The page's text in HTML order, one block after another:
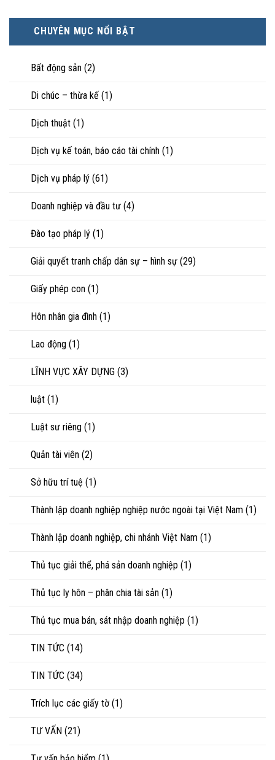
nào?
trực
tiếp
nuôi
hạnh
phúc:
Góc
tài
sản
chấp
CHUYÊN MỤC NỔI BẬT
Bất động sản (2)
Di chúc – thừa kế (1)
Dịch thuật (1)
Dịch vụ kế toán, báo cáo tài chính (1)
Dịch vụ pháp lý (61)
Doanh nghiệp và đầu tư (4)
Đào tạo pháp lý (1)
Giải quyết tranh chấp dân sự – hình sự (29)
Giấy phép con (1)
Hôn nhân gia đình (1)
Lao động (1)
LĨNH VỰC XÂY DỰNG (3)
luật (1)
Luật sư riêng (1)
Quản tài viên (2)
Sở hữu trí tuệ (1)
Thành lập doanh nghiệp nghiệp nước ngoài tại Việt Nam (1)
Thành lập doanh nghiệp, chi nhánh Việt Nam (1)
Thủ tục giải thể, phá sản doanh nghiệp (1)
Thủ tục ly hôn – phân chia tài sản (1)
Thủ tục mua bán, sát nhập doanh nghiệp (1)
TIN TỨC (14)
TIN TỨC (34)
Trích lục các giấy tờ (1)
TƯ VẤN (21)